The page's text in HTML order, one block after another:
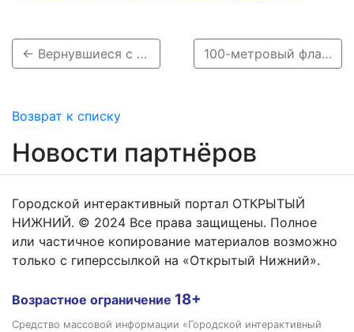
← Вернувшиеся с СВО сотрудники АО «Транснефть-Верхняя Волга» удостоены госнаград 100-метровый флаг России развернули на площади Минина в Нижнем Новгороде →
Возврат к списку
Новости партнёров
Городской интерактивный портал ОТКРЫТЫЙ
НИЖНИЙ. © 2024 Все права защищены. Полное
или частичное копирование материалов возможно
только с гиперссылкой на «Открытый Нижний».
Возрастное ограничение 18+
Средство массовой информации «Городской интерактивный